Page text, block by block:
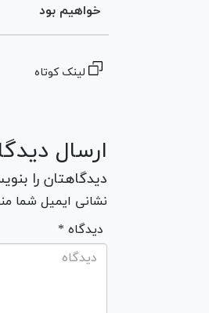
خواهیم بود
لینک کوتاه
ارسال
دیدگاهتان را
نشانی ایمیل شما
* دیدگاه